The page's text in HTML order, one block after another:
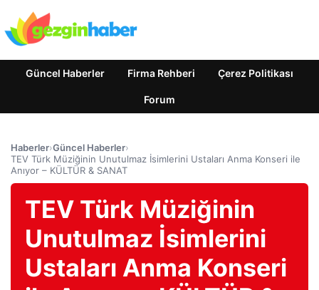
Güncel Haberler Firma Rehberi Çerez Politikası
Forum
Haberler›Güncel Haberler›
TEV Türk Müziğinin Unutulmaz İsimlerini Ustaları Anma Konseri ile
Anıyor – KÜLTÜR & SANAT
TEV Türk Müziğinin
Unutulmaz İsimlerini
Ustaları Anma Konseri